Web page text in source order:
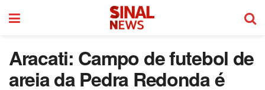
Aracati: Campo de futebol de
areia da Pedra Redonda é